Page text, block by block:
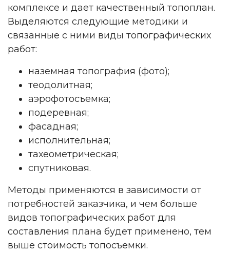
комплексе и дает качественный топоплан.
Выделяются следующие методики и
связанные с ними виды топографических
работ:
наземная топография (фото);
теодолитная;
аэрофотосъемка;
подеревная;
фасадная;
исполнительная;
тахеометрическая;
спутниковая.
Методы применяются в зависимости от
потребностей заказчика, и чем больше
видов топографических работ для
составления плана будет применено, тем
выше стоимость топосъемки.